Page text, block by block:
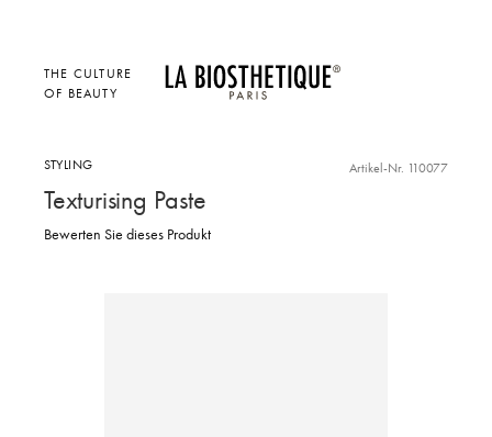
THE CULTURE
OF BEAUTY
STYLING Artikel-Nr. 110077
Texturising Paste
Bewerten Sie dieses Produkt